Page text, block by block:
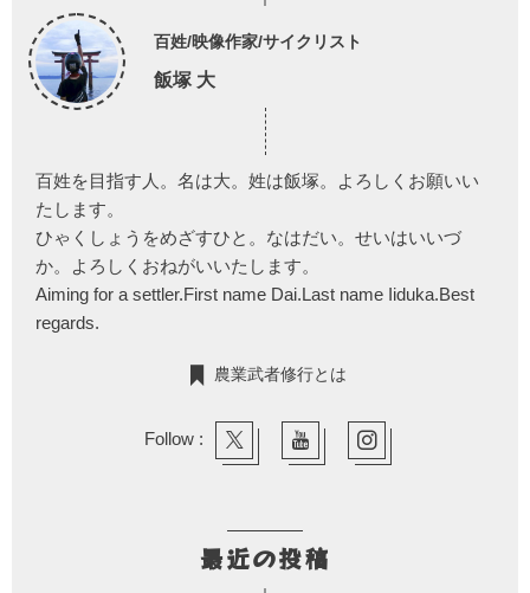
百姓/映像作家/サイクリスト
飯塚 大
百姓を目指す人。名は大。姓は飯塚。よろしくお願いい
たします。
ひゃくしょうをめざすひと。なはだい。せいはいいづ
か。よろしくおねがいいたします。
Aiming for a settler.First name Dai.Last name Iiduka.Best
regards.
農業武者修行とは
Follow :
最近の投稿